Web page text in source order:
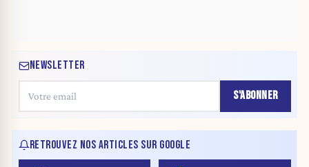
NEWSLETTER
S'ABONNER
RETROUVEZ NOS ARTICLES SUR GOOGLE